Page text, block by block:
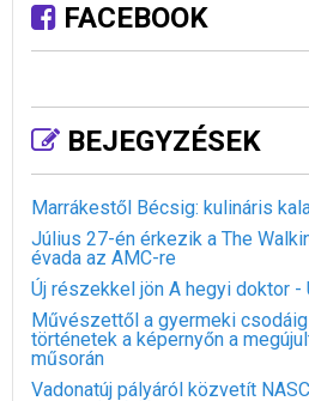
FACEBOOK
BEJEGYZÉSEK
Marrákestől Bécsig: kulináris
Július 27-én érkezik a The
évada az AMC-re
Új részekkel jön A hegyi doktor -
Művészettől a gyermeki
történetek a képernyőn a
műsorán
Vadonatúj pályáról közvetít